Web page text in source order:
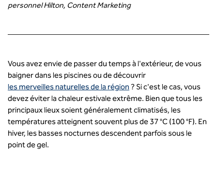
personnel Hilton, Content Marketing
Vous avez envie de passer du temps à l'extérieur, de vous
baigner dans les piscines ou de découvrir
les merveilles naturelles de la région ? Si c'est le cas, vous
devez éviter la chaleur estivale extrême. Bien que tous les
principaux lieux soient généralement climatisés, les
températures atteignent souvent plus de 37 °C (100 °F). En
hiver, les basses nocturnes descendent parfois sous le
point de gel.